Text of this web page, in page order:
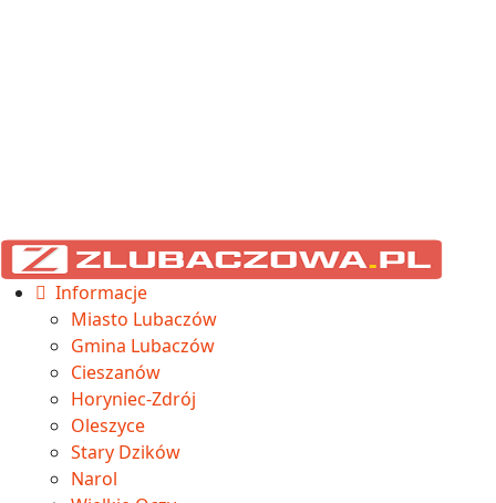
Informacje
Miasto Lubaczów
Gmina Lubaczów
Cieszanów
Horyniec-Zdrój
Oleszyce
Stary Dzików
Narol